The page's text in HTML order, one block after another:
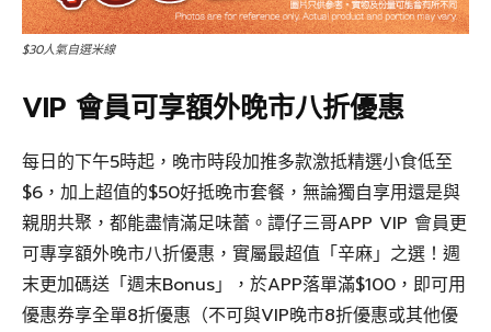
$30人氣自選米線
VIP 會員可享額外晚市八折優惠
每日的下午5時起，晚市時段加推多款激抵精選小食低至
$6，加上超值的$50好抵晚市套餐，無論獨自享用還是與
親朋共聚，都能盡情滿足味蕾。譚仔三哥APP VIP 會員更
可專享額外晚市八折優惠，實屬最超值「辛麻」之選！週
末更加碼送「週末Bonus」，於APP落單滿$100，即可用
優惠券享全單8折優惠（不可與VIP晚市8折優惠或其他優